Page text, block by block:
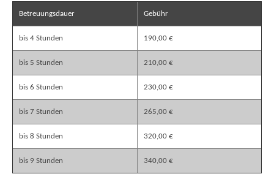
Betreuungsdauer Gebühr
bis 4 Stunden 190,00 €
bis 5 Stunden 210,00 €
bis 6 Stunden 230,00 €
bis 7 Stunden 265,00 €
bis 8 Stunden 320,00 €
bis 9 Stunden 340,00 €